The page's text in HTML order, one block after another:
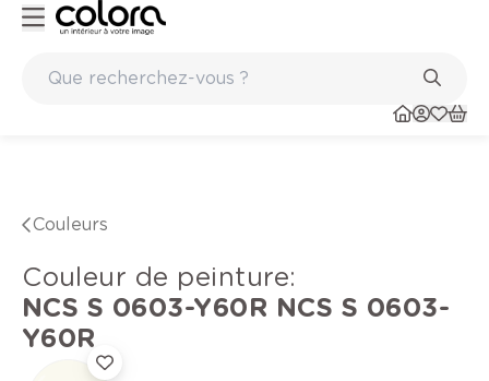
Couleurs
Couleur de peinture:
NCS S 0603-Y60R NCS S 0603-
Y60R